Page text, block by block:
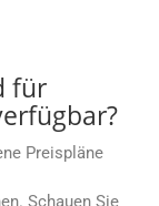
für
Preispläne
Schauen Sie